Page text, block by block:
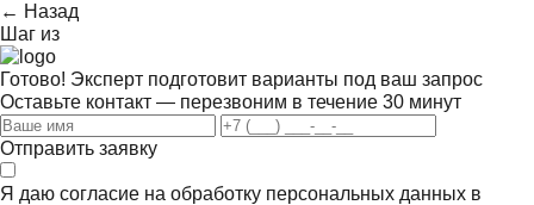
← Назад
Шаг из
Готово! Эксперт подготовит варианты под ваш запрос
Оставьте контакт — перезвоним в течение 30 минут
Отправить заявку
Я даю согласие на обработку персональных данных в